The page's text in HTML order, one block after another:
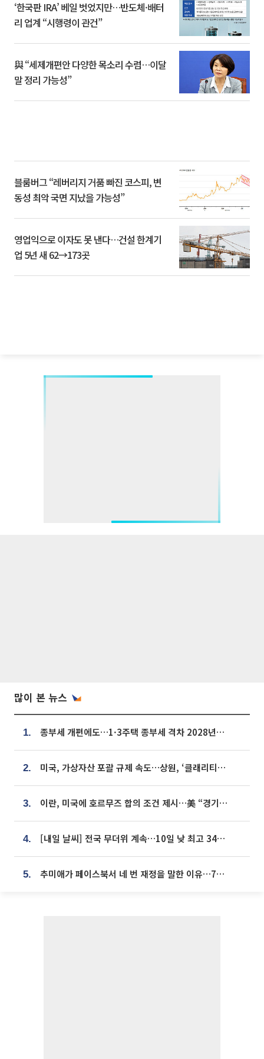
‘한국판 IRA’ 베일 벗었지만…반도체·배터
리 업계 “시행령이 관건”
與 “세제개편안 다양한 목소리 수렴…이달
말 정리 가능성”
블룸버그 “레버리지 거품 빠진 코스피, 변
동성 최악 국면 지났을 가능성”
영업익으로 이자도 못 낸다…건설 한계기
업 5년 새 62→173곳
많이 본 뉴스
1. 종부세 개편에도…1·3주택 종부세 격차 2028년부터 확대
2. 미국, 가상자산 포괄 규제 속도…상원, ‘클래리티법’ 9월 절차투표 추진
3. 이란, 미국에 호르무즈 합의 조건 제시…美 “경기 아직 안 끝나” [종합]
4. [내일 날씨] 전국 무더위 계속…10일 낮 최고 34도 육박
5. 추미애가 페이스북서 네 번 재정을 말한 이유…7700억 추경 열쇠는 도의회에